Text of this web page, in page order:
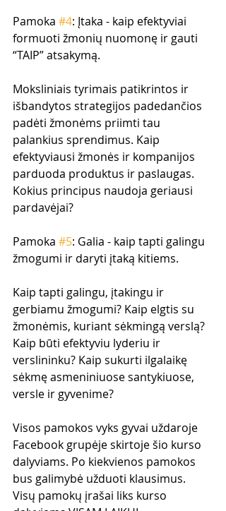
Pamoka #4: Įtaka - kaip efektyviai
formuoti žmonių nuomonę ir gauti
“TAIP” atsakymą.
Moksliniais tyrimais patikrintos ir
išbandytos strategijos padedančios
padėti žmonėms priimti tau
palankius sprendimus. Kaip
efektyviausi žmonės ir kompanijos
parduoda produktus ir paslaugas.
Kokius principus naudoja geriausi
pardavėjai?
Pamoka #5: Galia - kaip tapti galingu
žmogumi ir daryti įtaką kitiems.
Kaip tapti galingu, įtakingu ir
gerbiamu žmogumi? Kaip elgtis su
žmonėmis, kuriant sėkmingą verslą?
Kaip būti efektyviu lyderiu ir
verslininku? Kaip sukurti ilgalaikę
sėkmę asmeniniuose santykiuose,
versle ir gyvenime?
Visos pamokos vyks gyvai uždaroje
Facebook grupėje skirtoje šio kurso
dalyviams. Po kiekvienos pamokos
bus galimybė užduoti klausimus.
Visų pamokų įrašai liks kurso